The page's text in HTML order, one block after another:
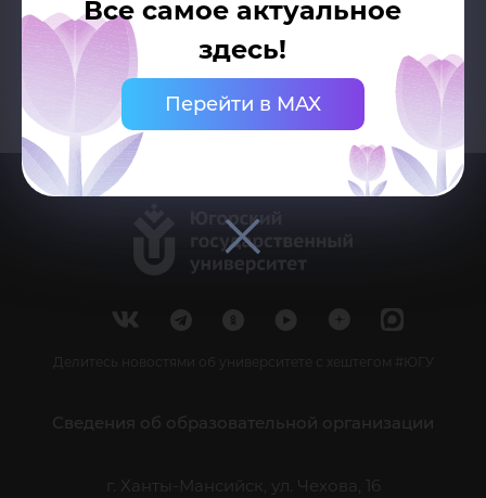
Все самое актуальное
здесь!
Перейти в MAX
Делитесь новостями об университете с хештегом #ЮГУ
Сведения об образовательной организации
г. Ханты-Мансийск, ул. Чехова, 16